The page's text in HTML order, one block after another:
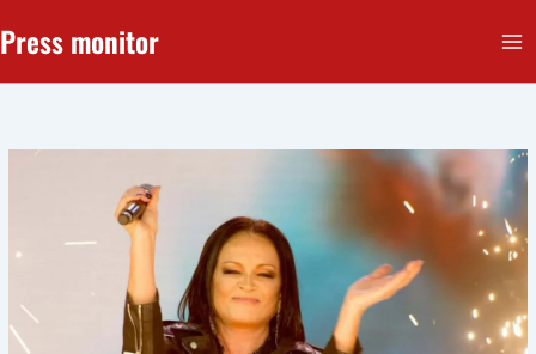
до
Press monitor